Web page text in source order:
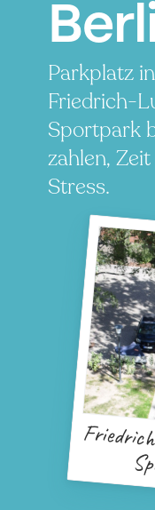
Parkplatz
Friedrich-
Sportpark
zahlen,
Stress.